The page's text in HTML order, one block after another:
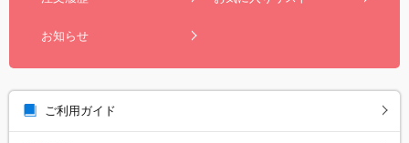
お知らせ
ご利用ガイド